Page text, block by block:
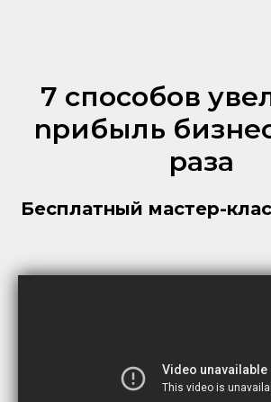
7 cпоcобов
npибыль
pаза
Бесплатный мастер-